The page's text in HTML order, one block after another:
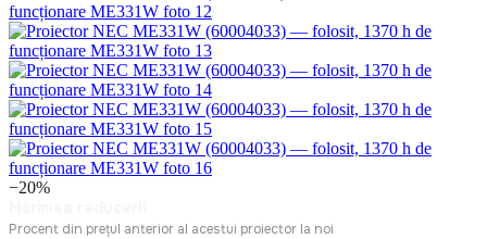
−20%
Procent din prețul anterior al acestui proiector la noi